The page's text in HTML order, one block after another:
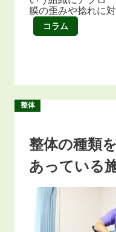
膜の歪みや捻れに
コラム
整体
整体の種類
あっている